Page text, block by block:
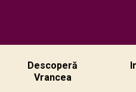
Descoperă
Vrancea